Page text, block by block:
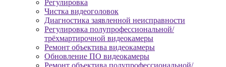
Регулировка
Чистка видеоголовок
Диагностика заявленной неисправности
Регулировка полупрофессиональной/
трёхмартирочной видеокамеры
Ремонт объектива видеокамеры
Обновление ПО видеокамеры
Ремонт объектива полупрофессиональной/